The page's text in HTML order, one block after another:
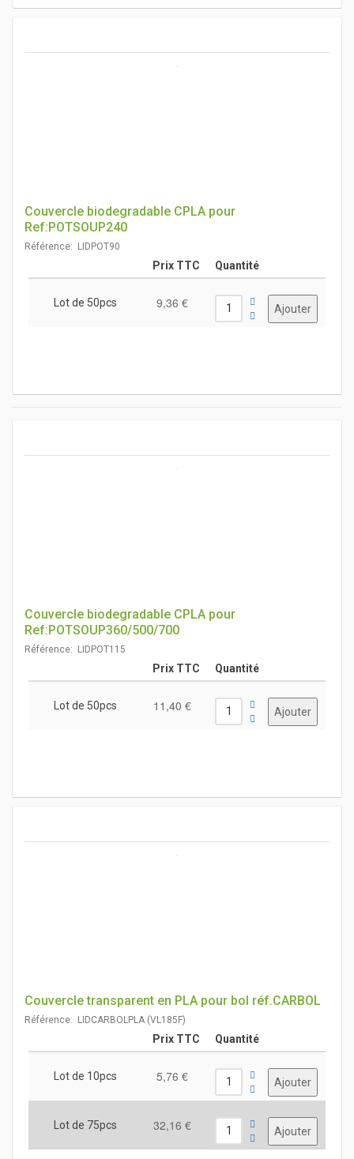
Couvercle biodegradable CPLA pour
Ref:POTSOUP240
Référence: LIDPOT90
Prix TTC Quantité
Lot de 50pcs 9,36 €
Couvercle biodegradable CPLA pour
Ref:POTSOUP360/500/700
Référence: LIDPOT115
Prix TTC Quantité
Lot de 50pcs 11,40 €
Couvercle transparent en PLA pour bol réf.CARBOL
Référence: LIDCARBOLPLA (VL185F)
Prix TTC Quantité
Lot de 10pcs 5,76 €
Lot de 75pcs 32,16 €